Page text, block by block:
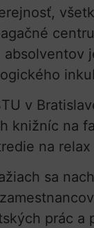
v
knižníc na
na
sa
prác a